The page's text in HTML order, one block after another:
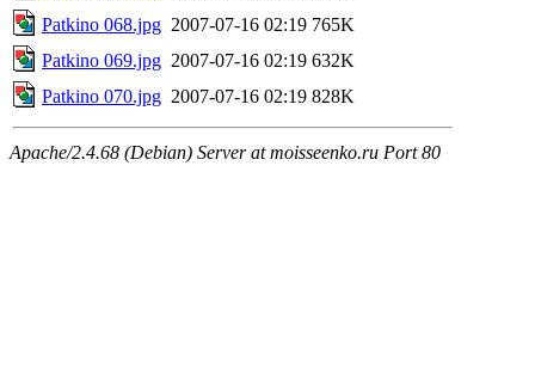
Patkino 068.jpg 2007-07-16 02:19 765K
Patkino 069.jpg 2007-07-16 02:19 632K
Patkino 070.jpg 2007-07-16 02:19 828K
Apache/2.4.68 (Debian) Server at moisseenko.ru Port 80